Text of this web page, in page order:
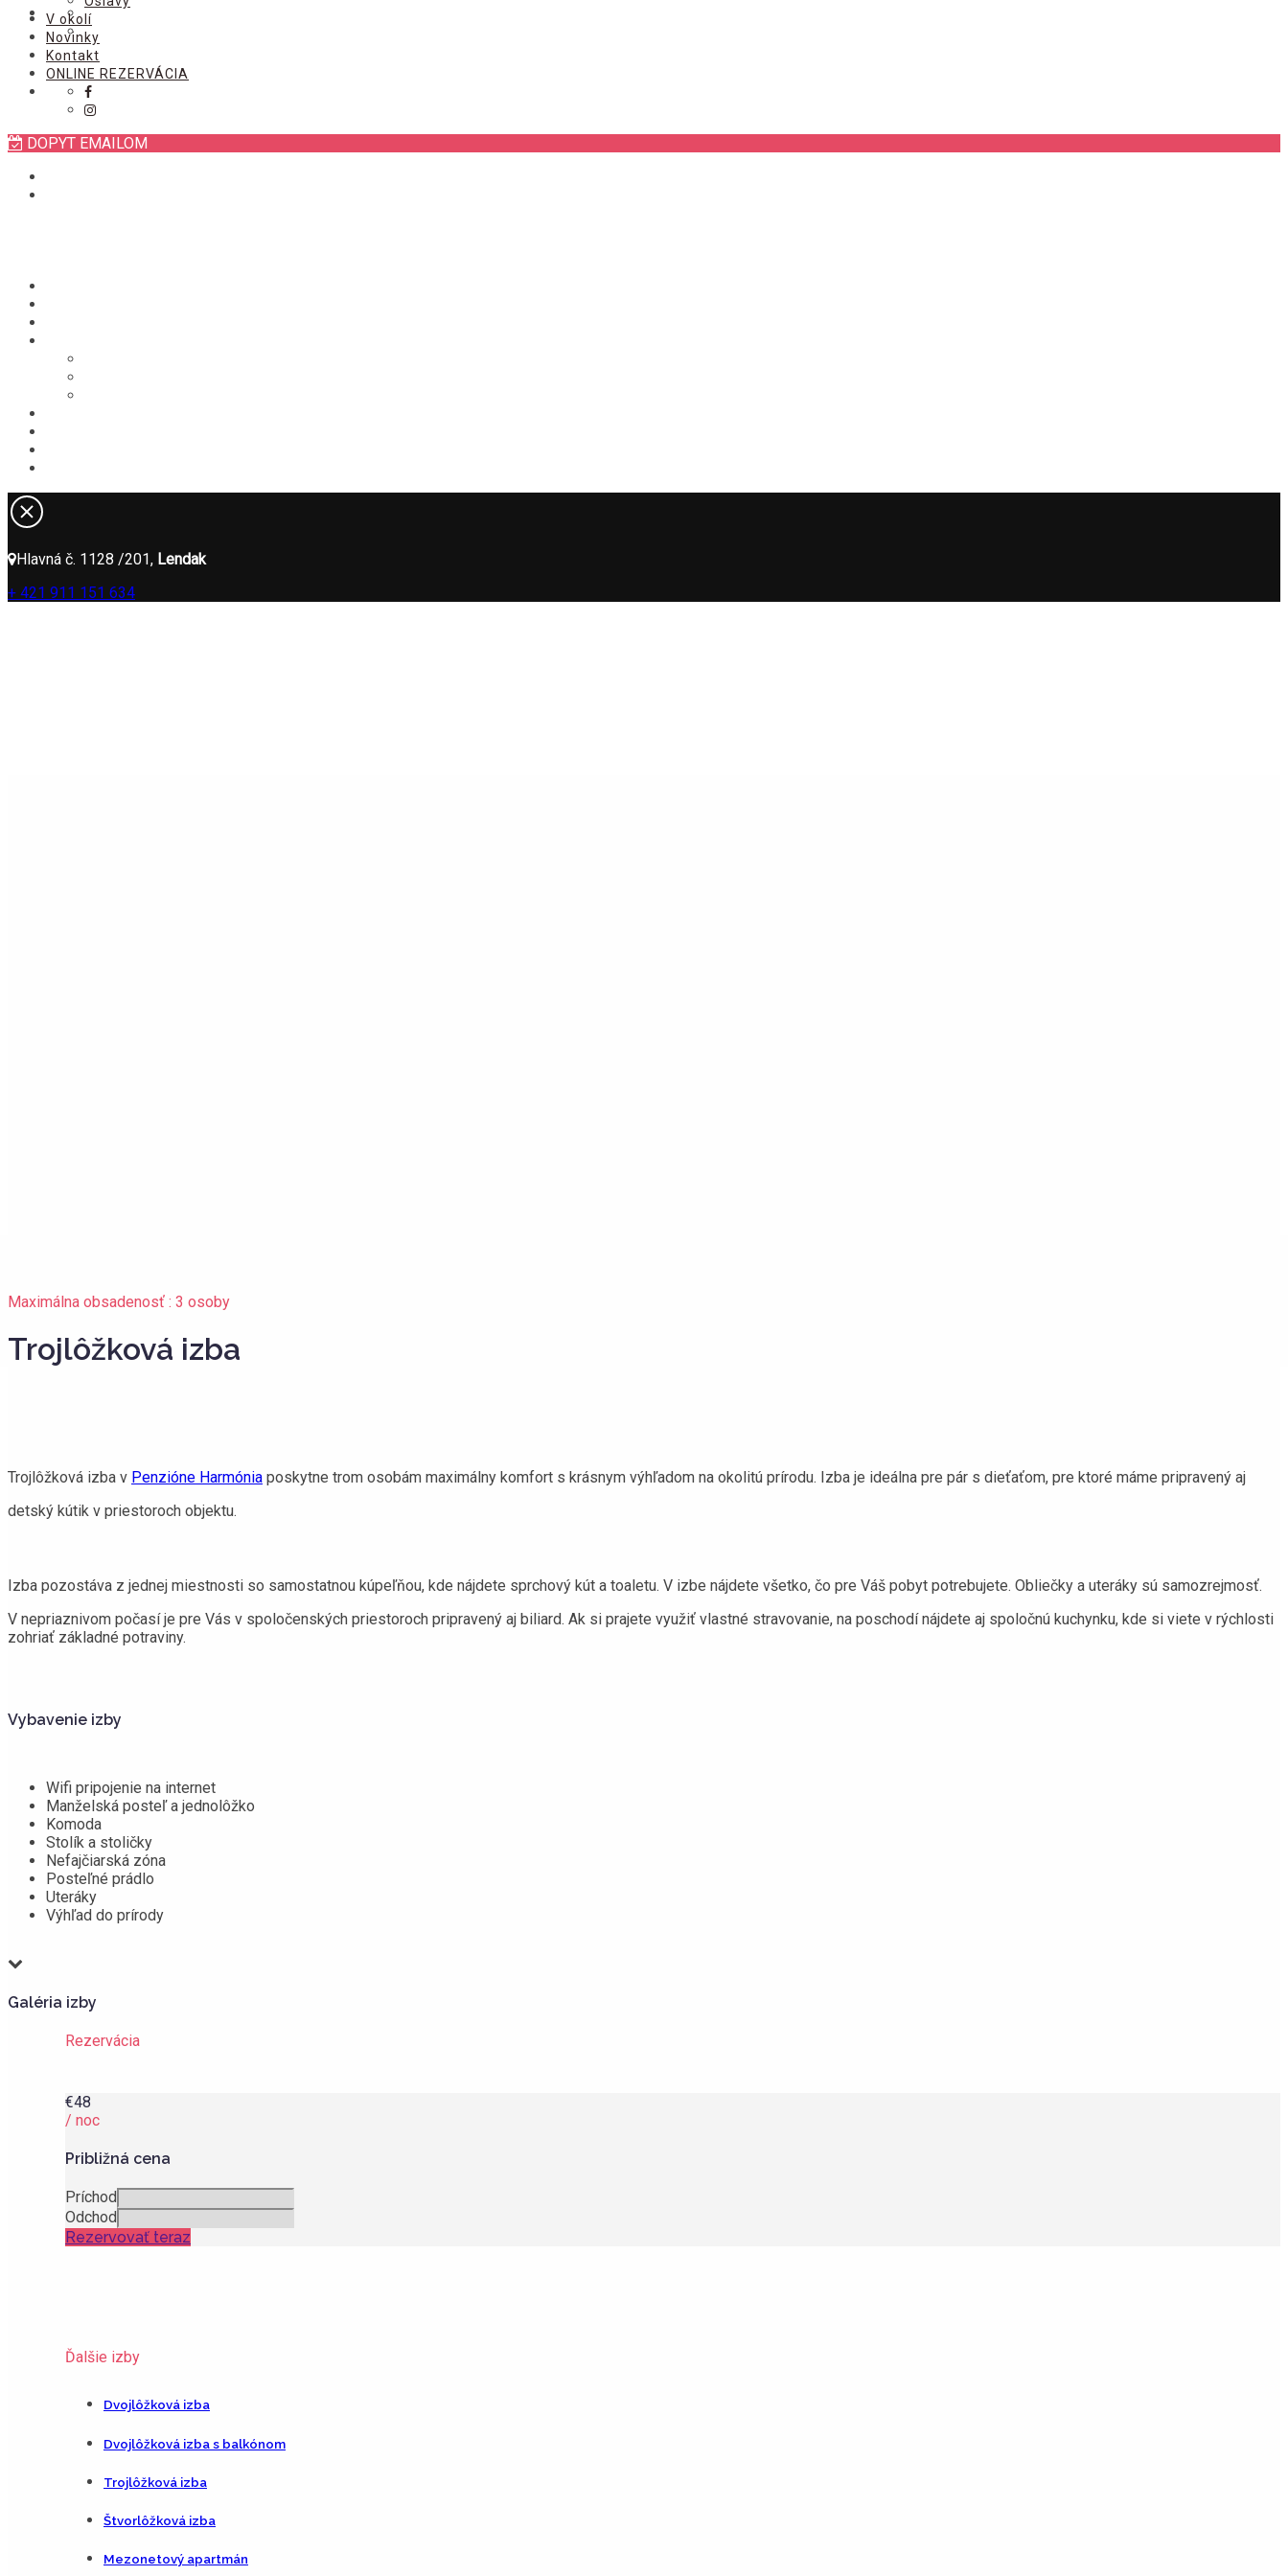
V okolí
Novinky
Kontakt
ONLINE REZERVÁCIA
DOPYT EMAILOM
Hlavná č. 1128 /201, Lendak
+ 421 911 151 634
Maximálna obsadenosť : 3 osoby
Trojlôžková izba
Trojlôžková izba v Penzióne Harmónia poskytne trom osobám maximálny komfort s krásnym výhľadom na okolitú prírodu. Izba je ideálna pre pár s dieťaťom, pre ktoré máme pripravený aj
detský kútik v priestoroch objektu.
Izba pozostáva z jednej miestnosti so samostatnou kúpeľňou, kde nájdete sprchový kút a toaletu. V izbe nájdete všetko, čo pre Váš pobyt potrebujete. Obliečky a uteráky sú samozrejmosť.
V nepriaznivom počasí je pre Vás v spoločenských priestoroch pripravený aj biliard. Ak si prajete využiť vlastné stravovanie, na poschodí nájdete aj spoločnú kuchynku, kde si viete v rýchlosti
zohriať základné potraviny.
Vybavenie izby
Wifi pripojenie na internet
Manželská posteľ a jednolôžko
Komoda
Stolík a stoličky
Nefajčiarská zóna
Posteľné prádlo
Uteráky
Výhľad do prírody
Galéria izby
Rezervácia
€48
/ noc
Približná cena
Príchod
Odchod
Rezervovať teraz
Ďalšie izby
Dvojlôžková izba
Dvojlôžková izba s balkónom
Trojlôžková izba
Štvorlôžková izba
Mezonetový apartmán